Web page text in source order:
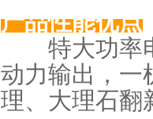
产品性能优点
特大功率电
动力输出，一
理、大理石翻